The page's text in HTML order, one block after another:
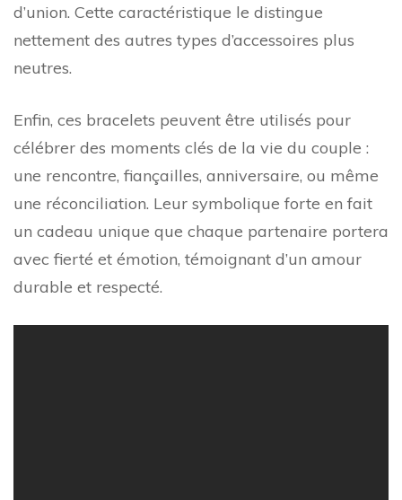
d’union. Cette caractéristique le distingue
nettement des autres types d’accessoires plus
neutres.
Enfin, ces bracelets peuvent être utilisés pour
célébrer des moments clés de la vie du couple :
une rencontre, fiançailles, anniversaire, ou même
une réconciliation. Leur symbolique forte en fait
un cadeau unique que chaque partenaire portera
avec fierté et émotion, témoignant d’un amour
durable et respecté.